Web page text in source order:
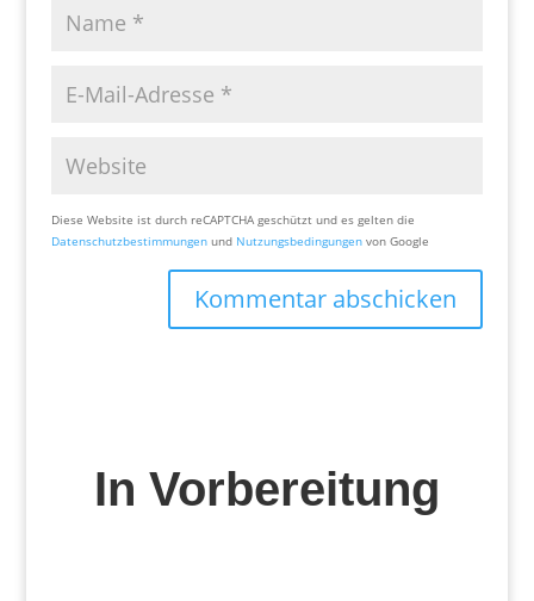
Diese Website ist durch reCAPTCHA geschützt und es gelten die
Datenschutzbestimmungenund Nutzungsbedingungenvon Google
Kommentar abschicken
In Vorbereitung